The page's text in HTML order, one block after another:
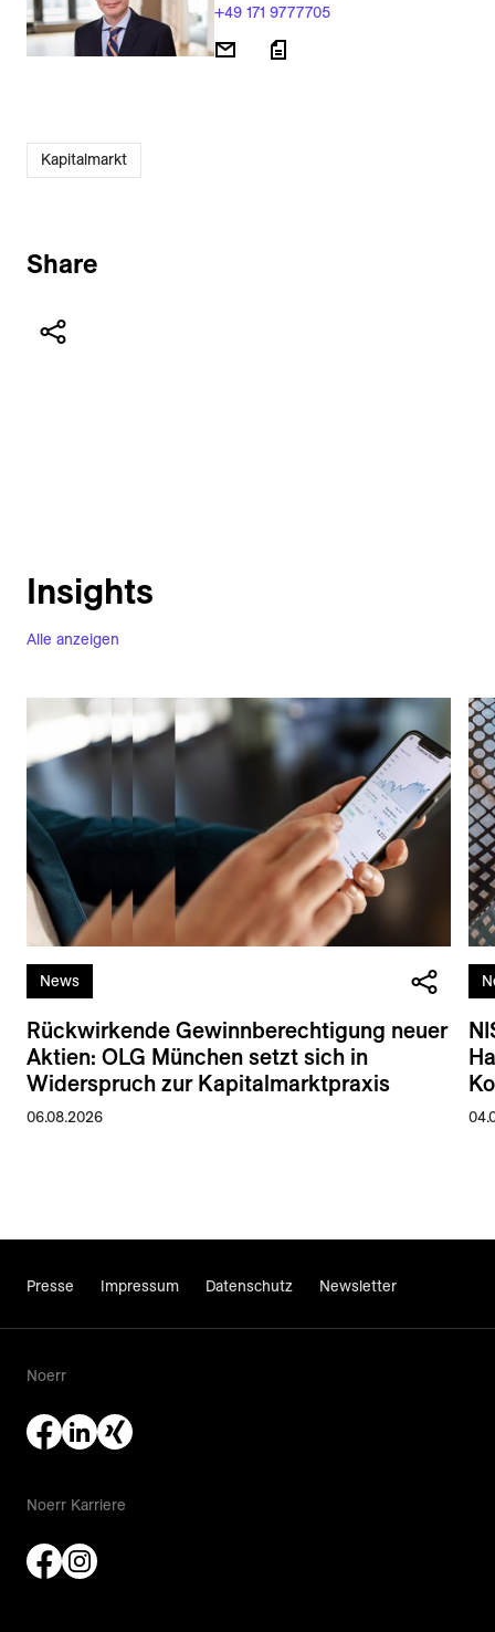
+49 171 9777705
Kapitalmarkt
Share
Alle anzeigen
Insights
News
Rückwirkende Gewinnberechtigung neuer
Aktien: OLG München setzt sich in
Widerspruch zur Kapitalmarktpraxis
06.08.2026
Presse Impressum Datenschutz Newsletter
Noerr
Noerr Karriere